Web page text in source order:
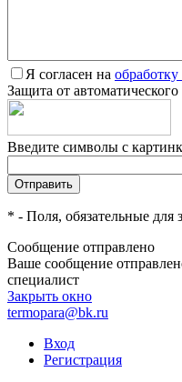
Я согласен на
Защита от
Введите символы с
* - Поля, обязательные для
Сообщение отправлено
Ваше сообщение
специалист
Закрыть окно
termopara@bk.ru
Вход
Регистрация